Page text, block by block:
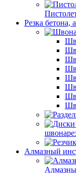
Резка бетона,
Алмазный